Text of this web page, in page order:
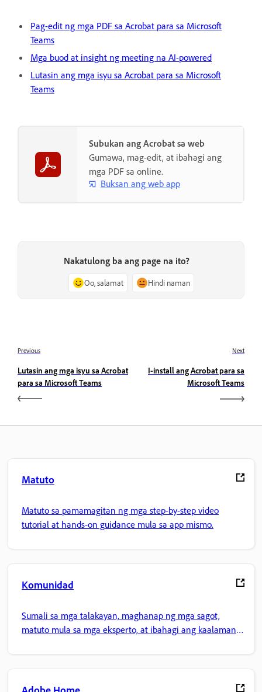
Pag-edit ng mga PDF sa Acrobat para sa Microsoft
Teams
Mga buod at insight ng meeting na AI-powered
Lutasin ang mga isyu sa Acrobat para sa Microsoft
Teams
Subukan ang Acrobat sa web
Gumawa, mag-edit, at ibahagi ang
mga PDF sa online.
Buksan ang web app
Nakatulong ba ang page na ito?
Oo, salamat Hindi naman
Previous
Lutasin ang mga isyu sa Acrobat
para sa Microsoft Teams
Next
I-install ang Acrobat para sa
Microsoft Teams
Matuto
Matuto sa pamamagitan ng mga step-by-step video
tutorial at hands-on guidance mula sa app mismo.
Komunidad
Sumali sa mga talakayan, maghanap ng mga sagot,
matuto mula sa mga eksperto, at ibahagi ang kaalaman